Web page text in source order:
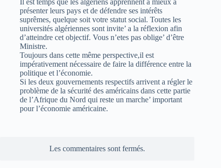
Il est temps que les algériens apprennent a mieux a
présenter leurs pays et de défendre ses intérêts
suprêmes, quelque soit votre statut social. Toutes les
universités algériennes sont invite’ a la réflexion afin
d’atteindre cet objectif. Vous n’etes pas oblige’ d’être
Ministre.
Toujours dans cette même perspective,il est
impérativement nécessaire de faire la différence entre la
politique et l’économie.
Si les deux gouvernements respectifs arrivent a régler le
problème de la sécurité des américains dans cette partie
de l’Afrique du Nord qui reste un marche’ important
pour l’économie américaine.
Les commentaires sont fermés.